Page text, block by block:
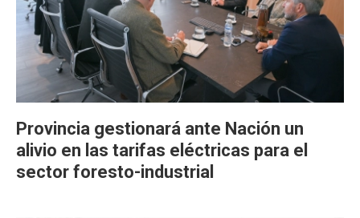
Provincia gestionará ante Nación un
alivio en las tarifas eléctricas para el
sector foresto-industrial